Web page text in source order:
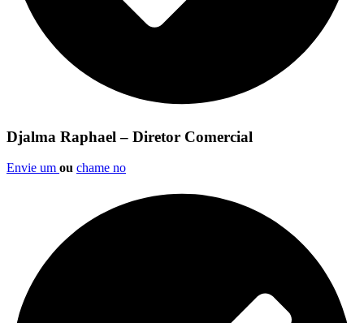
Djalma Raphael – Diretor Comercial
Envie um ou chame no